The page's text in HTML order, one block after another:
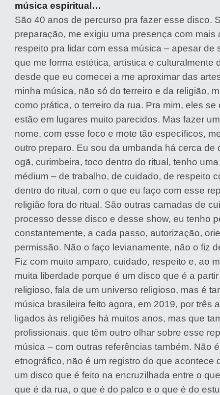
música espiritual…
São 40 anos de percurso pra fazer esse disco.
preparação, me exigiu uma presença com mais
respeito pra lidar com essa música – apesar de
que me forma estética, artística e culturalmente
desde que eu comecei a me aproximar das
minha música, não só do terreiro e da religião,
como prática, o terreiro da rua. Pra mim, eles se
estão em lugares muito parecidos. Mas fazer
nome, com esse foco e mote tão específicos,
outro preparo. Eu sou da umbanda há cerca de
ogã, curimbeira, toco dentro do ritual, tenho
médium – de trabalho, de cuidado, de respeito
dentro do ritual, com o que eu faço com esse
religião fora do ritual. São outras camadas de
processo desse disco e desse show, eu tenho
constantemente, a cada passo, autorização,
permissão. Não o faço levianamente, não o fiz
Fiz com muito amparo, cuidado, respeito e, ao
muita liberdade porque é um disco que é a
religioso, fala de um universo religioso, mas é
música brasileira feito agora, em 2019, por três
ligados às religiões há muitos anos, mas que
profissionais, que têm outro olhar sobre esse
música – com outras referências também. Não
etnográfico, não é um registro do que acontece
um disco que é feito na encruzilhada entre o
que é da rua, o que é do palco e o que é do